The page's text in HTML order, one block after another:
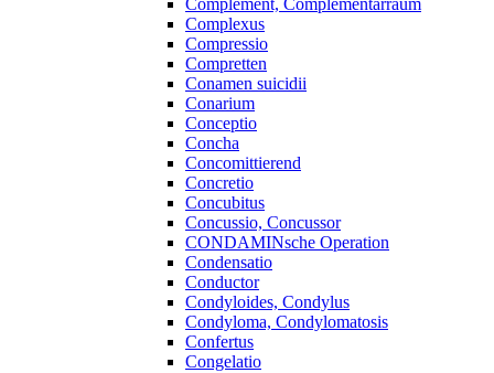
Complement, Complementärraum
Complexus
Compressio
Compretten
Conamen suicidii
Conarium
Conceptio
Concha
Concomittierend
Concretio
Concubitus
Concussio, Concussor
CONDAMINsche Operation
Condensatio
Conductor
Condyloides, Condylus
Condyloma, Condylomatosis
Confertus
Congelatio